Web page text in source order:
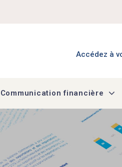
Accédez à
Communication financière